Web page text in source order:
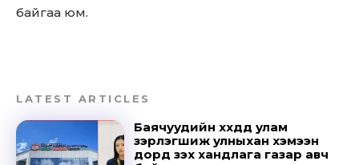
байгаа юм.
LATEST ARTICLES
Баячуудийн хүүхдүүд улам
зэрлэгшиж улныхан хэмээн
дорд үзэх хандлага газар авч